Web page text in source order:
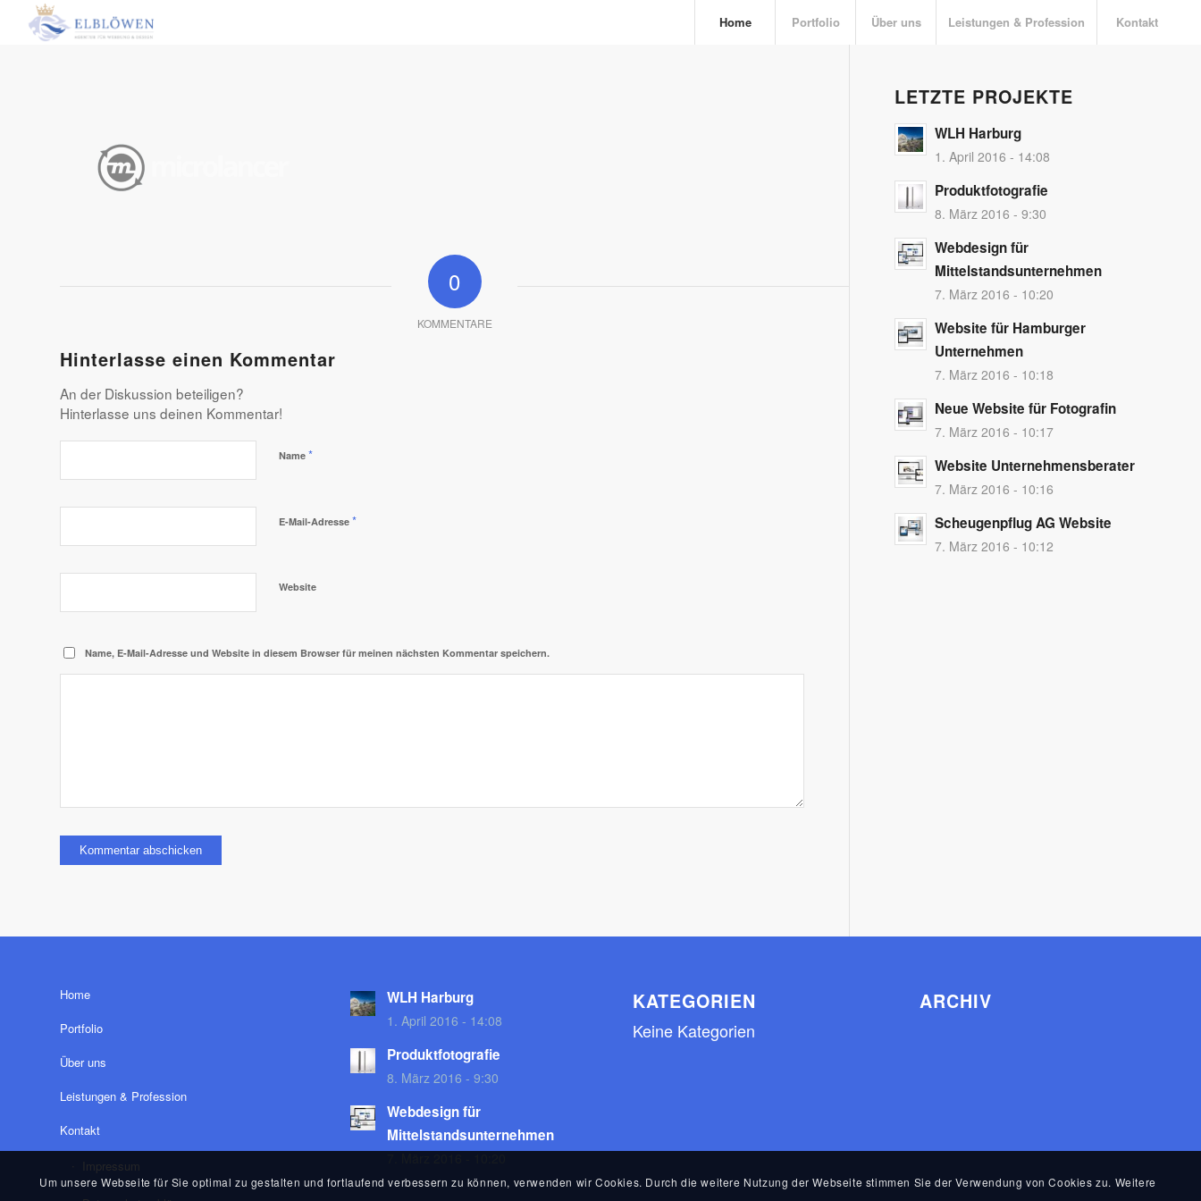
Home Portfolio Über uns Leistungen & Profession Kontakt
0
KOMMENTARE
Hinterlasse einen Kommentar
An der Diskussion beteiligen?
Hinterlasse uns deinen Kommentar!
Name *
E-Mail-Adresse *
Website
Name, E-Mail-Adresse und Website in diesem Browser für meinen nächsten Kommentar speichern.
LETZTE PROJEKTE
WLH Harburg
1. April 2016 - 14:08
Produktfotografie
8. März 2016 - 9:30
Webdesign für
Mittelstandsunternehmen
7. März 2016 - 10:20
Website für Hamburger
Unternehmen
7. März 2016 - 10:18
Neue Website für Fotografin
7. März 2016 - 10:17
Website Unternehmensberater
7. März 2016 - 10:16
Scheugenpflug AG Website
7. März 2016 - 10:12
Home
Portfolio
Über uns
Leistungen & Profession
Kontakt
Impressum
WLH Harburg
1. April 2016 - 14:08
Produktfotografie
8. März 2016 - 9:30
Webdesign für
Mittelstandsunternehmen
KATEGORIEN
Keine Kategorien
ARCHIV
Um unsere Webseite für Sie optimal zu gestalten und fortlaufend verbessern zu können, verwenden wir Cookies. Durch die weitere Nutzung der Webseite stimmen Sie der Verwendung von Cookies zu. Weitere